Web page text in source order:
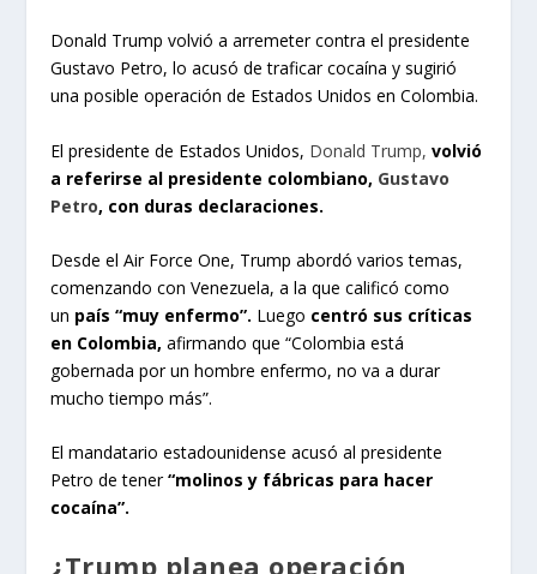
Donald Trump volvió a arremeter contra el presidente
Gustavo Petro, lo acusó de traficar cocaína y sugirió
una posible operación de Estados Unidos en Colombia.
El presidente de Estados Unidos, Donald Trump, volvió
a referirse al presidente colombiano, Gustavo
Petro, con duras declaraciones.
Desde el Air Force One, Trump abordó varios temas,
comenzando con Venezuela, a la que calificó como
un país “muy enfermo”. Luego centró sus críticas
en Colombia,afirmando que “Colombia está
gobernada por un hombre enfermo, no va a durar
mucho tiempo más”.
El mandatario estadounidense acusó al presidente
Petro de tener“molinos y fábricas para hacer
cocaína”.
¿Trump planea operación